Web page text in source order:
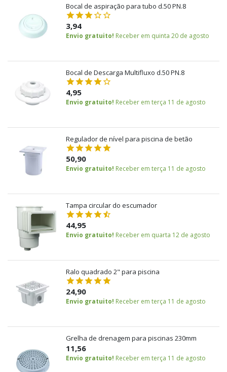
Bocal de aspiração para tubo d.50 PN.8
3,94
Envio gratuito! Receber em quinta 20 de agosto
Bocal de Descarga Multifluxo d.50 PN.8
4,95
Envio gratuito! Receber em terça 11 de agosto
Regulador de nível para piscina de betão
50,90
Envio gratuito! Receber em terça 11 de agosto
Tampa circular do escumador
44,95
Envio gratuito! Receber em quarta 12 de agosto
Ralo quadrado 2" para piscina
24,90
Envio gratuito! Receber em terça 11 de agosto
Grelha de drenagem para piscinas 230mm
11,56
Envio gratuito! Receber em terça 11 de agosto